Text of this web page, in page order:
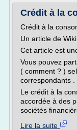
Crédit à la
Crédit à la
Un article de
Cet article est
Vous pouvez
( comment ? )
correspondants .
Le crédit à la
accordée à des
sociétés
Lire la suite